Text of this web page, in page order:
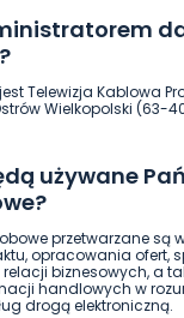
Telewizja Kablowa
Wielkopolski (63-
używane
przetwarzane są
opracowania ofert,
biznesowych, a
handlowych w
drogą elektroniczną.